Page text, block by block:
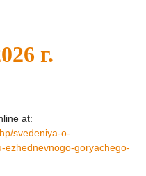
г.
at:
svedeniya-o-
ezhednevnogo-goryachego-